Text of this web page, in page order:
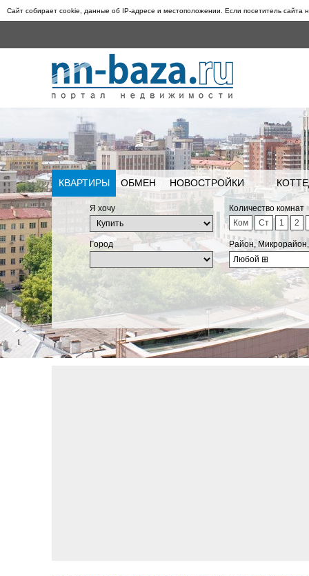
Сайт собирает cookie, данные об IP-адресе и местоположении. Если посетитель сайта
КВАРТИРЫ ОБМЕН НОВОСТРОЙКИ
Я хочу
Количество комнат
Ком
Ст 1 2
Город
Район,
Любой ⊞